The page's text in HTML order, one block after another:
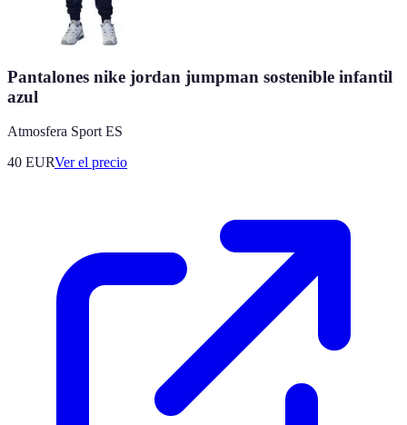
Pantalones nike jordan jumpman sostenible infantil
azul
Atmosfera Sport ES
40 EURVer el precio